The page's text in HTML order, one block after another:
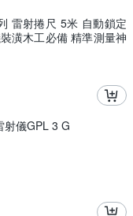
雷射捲尺 5米 自動鎖定
潢木工必備 精準測量神
射儀GPL 3 G